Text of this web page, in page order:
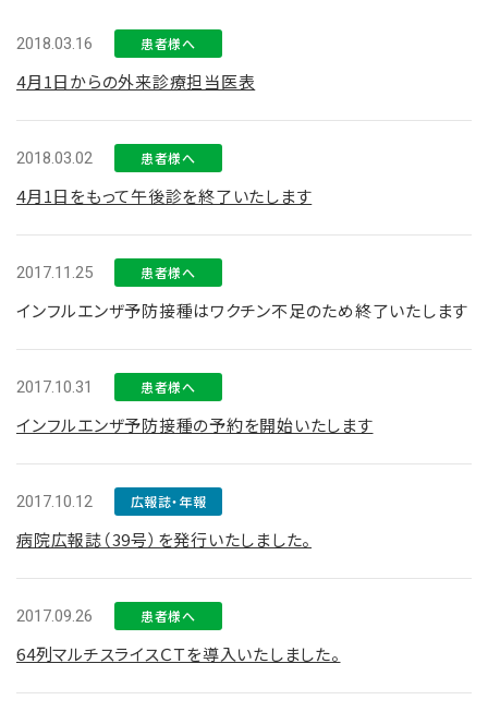
2018.03.16 患者様へ
4月1日からの外来診療担当医表
2018.03.02 患者様へ
4月1日をもって午後診を終了いたします
2017.11.25 患者様へ
インフルエンザ予防接種はワクチン不足のため終了いたします
2017.10.31 患者様へ
インフルエンザ予防接種の予約を開始いたします
2017.10.12 広報誌・年報
病院広報誌（39号）を発行いたしました。
2017.09.26 患者様へ
64列マルチスライスＣＴを導入いたしました。